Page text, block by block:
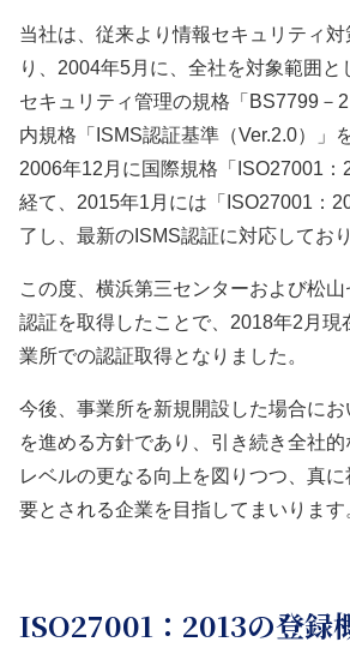
当社は、従来より情報セキュリティ
り、2004年5月に、全社を対象範囲と
セキュリティ管理の規格「BS7799－
内規格「ISMS認証基準（Ver.2.0）」
2006年12月に国際規格「ISO27001：
経て、2015年1月には「ISO27001：
了し、最新のISMS認証に対応しており
この度、横浜第三センターおよび松
認証を取得したことで、2018年2月現
業所での認証取得となりました。
今後、事業所を新規開設した場合に
を進める方針であり、引き続き全社
レベルの更なる向上を図りつつ、真
要とされる企業を目指してまいります
ISO27001：2013の登録